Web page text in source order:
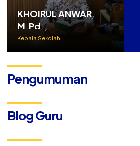
KHOIRUL ANWAR,
M.Pd.,
Kepala Sekolah
Pengumuman
Blog Guru